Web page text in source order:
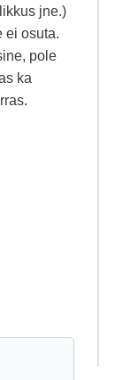
jne.)
ei osuta.
pole
ka